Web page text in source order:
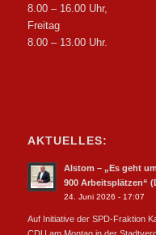
8.00 – 16.00 Uhr,
Freitag
8.00 – 13.00 Uhr.
AKTUELLES:
Alstom – „Es geht
900 Arbeitsplätzen“
24. Juni 2026 - 17:07
Auf Initiative der SPD-Fraktion